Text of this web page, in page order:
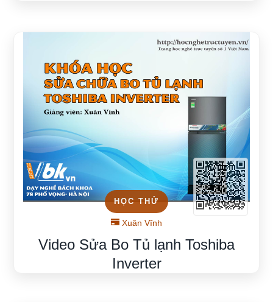
HỌC THỬ
Xuân Vĩnh
Video Sửa Bo Tủ lạnh Toshiba
Inverter